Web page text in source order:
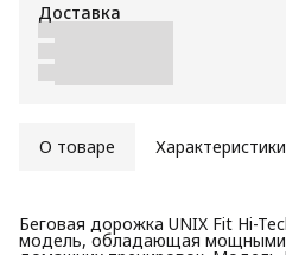
Доставка
О товаре Характеристики
Беговая дорожка UNIX Fit Hi-
модель, обладающая мощными